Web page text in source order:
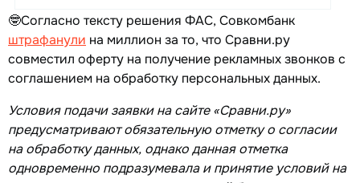
🤓Согласно тексту решения ФАС, Совкомбанк
штрафанули на миллион за то, что Сравни.ру
совместил оферту на получение рекламных звонков с
соглашением на обработку персональных данных.
Условия подачи заявки на сайте «Сравни.ру»
предусматривают обязательную отметку о согласии
на обработку данных, однако данная отметка
одновременно подразумевала и принятие условий на